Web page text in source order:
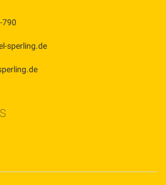
790
sperling.de